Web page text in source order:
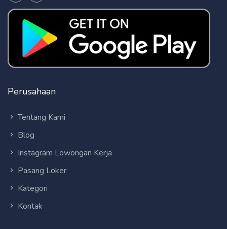
Perusahaan
Tentang Kami
Blog
Instagram Lowongan Kerja
Pasang Loker
Kategori
Kontak